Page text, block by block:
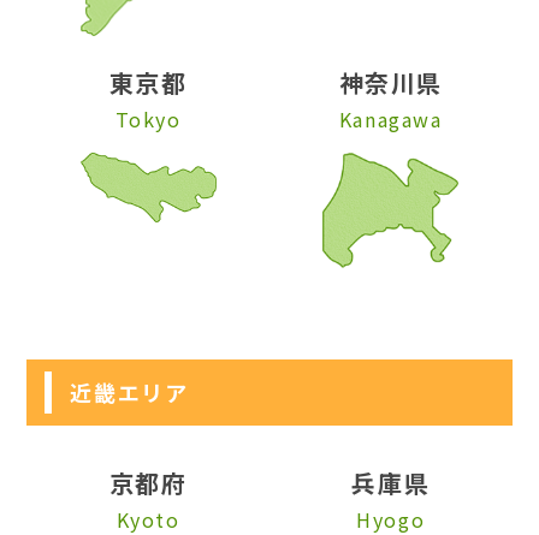
東京都
Tokyo
神奈川県
Kanagawa
近畿エリア
京都府
Kyoto
兵庫県
Hyogo